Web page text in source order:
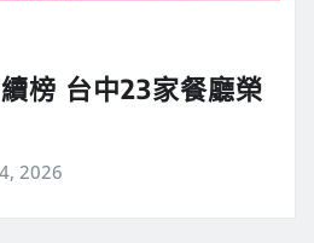
榜 台中23家餐廳榮
2026